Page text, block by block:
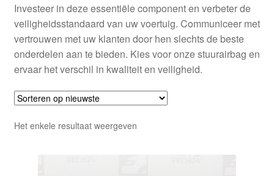
Winkelwagen
Investeer in deze essentiële component en verbeter de
veiligheidsstandaard van uw voertuig. Communiceer met
vertrouwen met uw klanten door hen slechts de beste
onderdelen aan te bieden. Kies voor onze stuurairbag en
ervaar het verschil in kwaliteit en veiligheid.
Het enkele resultaat weergeven